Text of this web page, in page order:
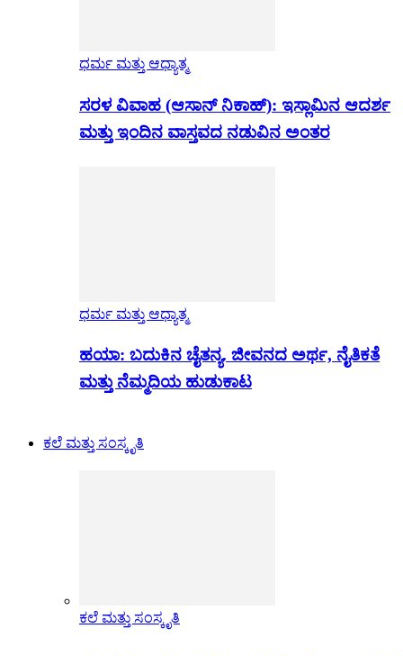
ಧರ್ಮ ಮತ್ತು ಆಧ್ಯಾತ್ಮ
ಸರಳ ವಿವಾಹ (ಆಸಾನ್ ನಿಕಾಹ್): ಇಸ್ಲಾಮಿನ ಆದರ್ಶ
ಮತ್ತು ಇಂದಿನ ವಾಸ್ತವದ ನಡುವಿನ ಅಂತರ
ಧರ್ಮ ಮತ್ತು ಆಧ್ಯಾತ್ಮ
ಹಯಾ: ಬದುಕಿನ ಚೈತನ್ಯ. ಜೀವನದ ಅರ್ಥ, ನೈತಿಕತೆ
ಮತ್ತು ನೆಮ್ಮದಿಯ ಹುಡುಕಾಟ
ಕಲೆ ಮತ್ತು ಸಂಸ್ಕೃತಿ
ಕಲೆ ಮತ್ತು ಸಂಸ್ಕೃತಿ